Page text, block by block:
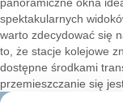
spektakularnych
warto zdecydować się
to, że stacje kolejowe
dostępne środkami
przemieszczanie się